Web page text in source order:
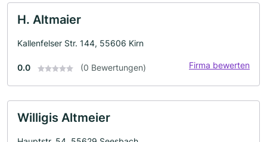
H. Altmaier
Kallenfelser Str. 144, 55606 Kirn
0.0 (0 Bewertungen) Firma bewerten
Willigis Altmeier